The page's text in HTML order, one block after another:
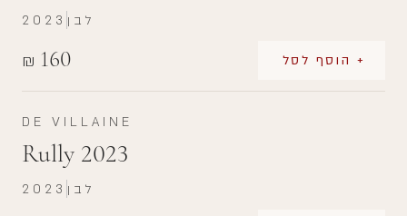
₪ 160 + הוסף לסל
2023 לבן
DE VILLAINE
Rully 2023
2023 לבן